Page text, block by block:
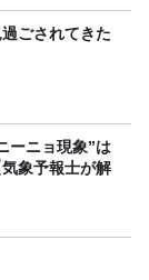
ごされてきた
ーニョ現象”は
象予報士が解